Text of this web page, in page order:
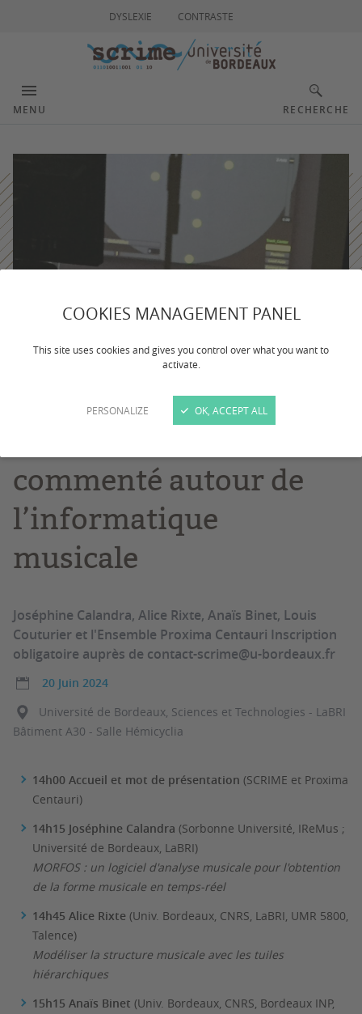
COOKIES MANAGEMENT PANEL
This site uses cookies and gives you control over what you want to
activate.
PERSONALIZE OK, ACCEPT ALL
DYSLEXIE CONTRASTE
MENU RECHERCHE
20 juin 2024
commenté autour de
l’informatique
musicale
Joséphine Calandra, Alice Rixte, Anaïs Binet, Louis
Couturier et l'Ensemble Proxima Centauri Inscription
obligatoire auprès de contact-scrime@u-bordeaux.fr
20 Juin 2024
Université de Bordeaux, Sciences et Technologies - LaBRI
Bâtiment A30 - Salle Hémicyclia
14h00 Accueil et mot de présentation (SCRIME et Proxima
Centauri)
14h15 Joséphine Calandra (Sorbonne Université, IReMus ;
Université de Bordeaux, LaBRI)
MORFOS : un logiciel d'analyse musicale pour l'obtention
de la forme musicale en temps-réel
14h45 Alice Rixte (Univ. Bordeaux, CNRS, LaBRI, UMR 5800,
Talence)
Modéliser la structure musicale avec les tuiles
hiérarchiques
15h15 Anaïs Binet (Univ. Bordeaux, CNRS, Bordeaux INP,